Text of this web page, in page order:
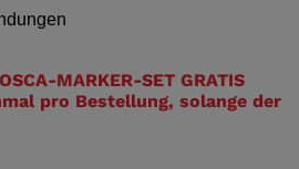
MARKER-SET GRATIS
pro Bestellung, solange der